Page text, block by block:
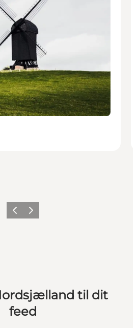
ForrigeNæste
til dit
feed